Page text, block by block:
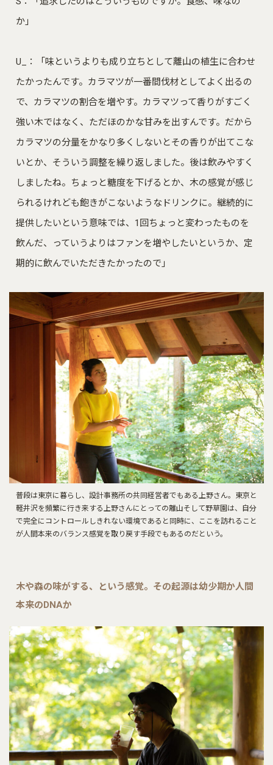
か」
U_：「味というよりも成り立ちとして離山の植生に合わせ
たかったんです。カラマツが一番間伐材としてよく出るの
で、カラマツの割合を増やす。カラマツって香りがすごく
強い木ではなく、ただほのかな甘みを出すんです。だから
カラマツの分量をかなり多くしないとその香りが出てこな
いとか、そういう調整を繰り返しました。後は飲みやすく
しましたね。ちょっと糖度を下げるとか、木の感覚が感じ
られるけれども飽きがこないようなドリンクに。継続的に
提供したいという意味では、1回ちょっと変わったものを
飲んだ、っていうよりはファンを増やしたいというか、定
期的に飲んでいただきたかったので」
普段は東京に暮らし、設計事務所の共同経営者でもある上野さん。東京と
軽井沢を頻繁に行き来する上野さんにとっての離山そして野草園は、自分
で完全にコントロールしきれない環境であると同時に、ここを訪れること
が人間本来のバランス感覚を取り戻す手段でもあるのだという。
木や森の味がする、という感覚。その起源は幼少期か人間
本来のDNAか